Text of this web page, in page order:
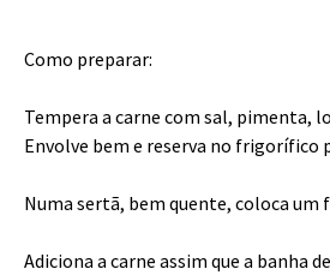
Como preparar:
Tempera a carne com sal, pimenta,
Envolve bem e reserva no frigorífico
Numa sertã, bem quente, coloca um
Adiciona a carne assim que a banha